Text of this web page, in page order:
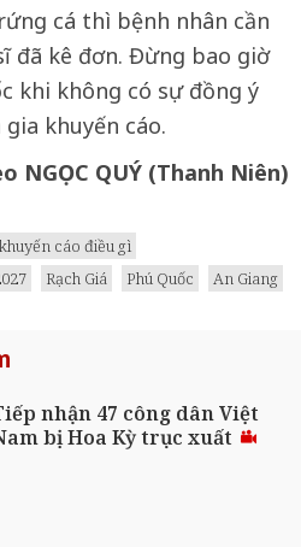
cá thì bệnh nhân cần
đã kê đơn. Đừng bao giờ
khi không có sự đồng ý
khuyến cáo.
NGỌC QUÝ (Thanh Niên)
khuyến cáo điều gì
Rạch Giá Phú Quốc
An Giang
nhận 47 công dân Việt
bị Hoa Kỳ trục xuất